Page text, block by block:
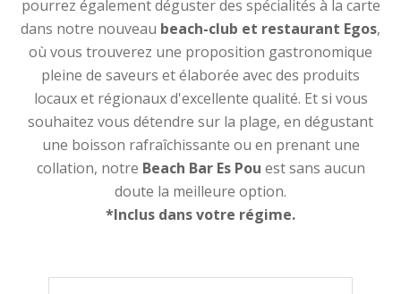
pourrez également déguster des spécialités à la carte
dans notre nouveau beach-club et restaurant Egos,
où vous trouverez une proposition gastronomique
pleine de saveurs et élaborée avec des produits
locaux et régionaux d'excellente qualité. Et si vous
souhaitez vous détendre sur la plage, en dégustant
une boisson rafraîchissante ou en prenant une
collation, notre Beach Bar Es Pou est sans aucun
doute la meilleure option.
*Inclus dans votre régime.